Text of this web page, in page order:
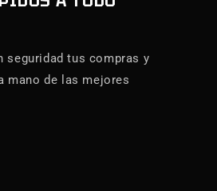
seguridad tus compras y
mano de las mejores